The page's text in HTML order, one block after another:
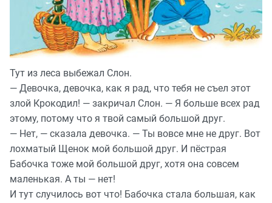
Тут из леса выбежал Слон.
— Девочка, девочка, как я рад, что тебя не съел этот
злой Крокодил! — закричал Слон. — Я больше всех рад
этому, потому что я твой самый большой друг.
— Нет, — сказала девочка. — Ты вовсе мне не друг. Вот
лохматый Щенок мой большой друг. И пёстрая
Бабочка тоже мой большой друг, хотя она совсем
маленькая. А ты — нет!
И тут случилось вот что! Бабочка стала большая, как